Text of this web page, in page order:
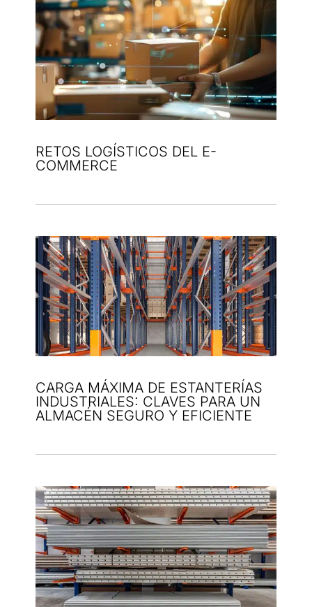
RETOS LOGÍSTICOS DEL E-
COMMERCE
CARGA MÁXIMA DE ESTANTERÍAS
INDUSTRIALES: CLAVES PARA UN
ALMACÉN SEGURO Y EFICIENTE